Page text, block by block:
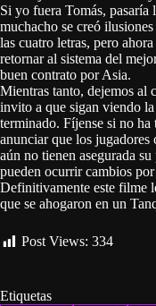
Si yo fuera Tomás,
muchacho se creó
las cuatro letras, pero
retornar al sistema del
buen contrato por Asia.
Mientras tanto, dejemos al
invito a que sigan viendo
terminado. Fíjense si no ha
anunciar que los jugadores
aún no tienen asegurada
pueden ocurrir cambios
Definitivamente este filme
que se ahogaron en un
Post Views: 334
Etiquetas